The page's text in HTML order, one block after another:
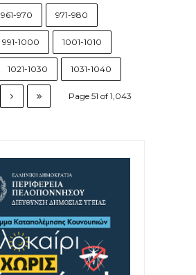
961-970 971-980
991-1000 1001-1010
1021-1030 1031-1040
Page 51 of 1,043